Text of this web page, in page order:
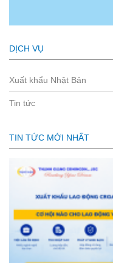
DỊCH VỤ
Xuất khẩu Nhật Bản
Tin tức
TIN TỨC MỚI NHẤT